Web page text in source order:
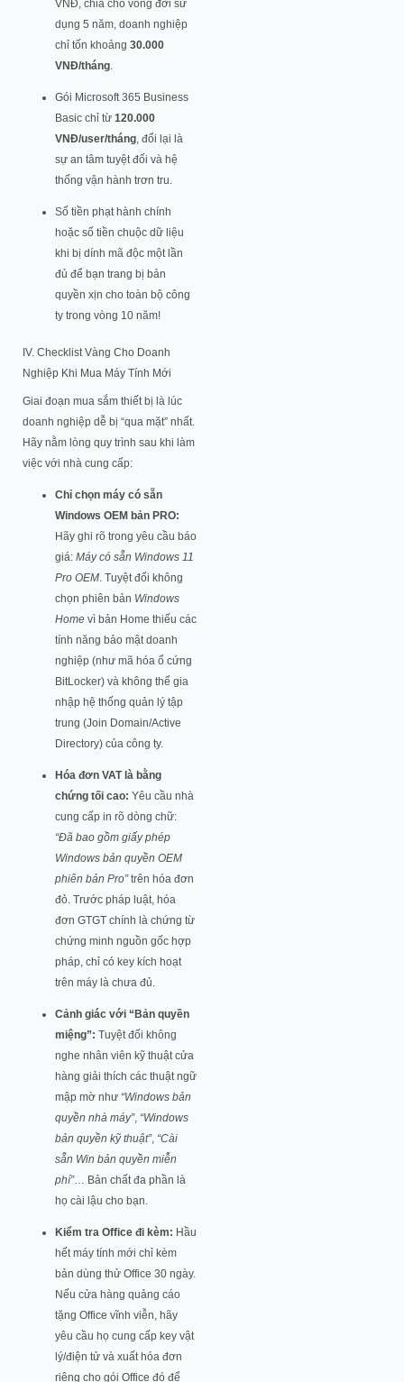
VNĐ, chia cho vòng đời sử
dụng 5 năm, doanh nghiệp
chỉ tốn khoảng 30.000
VNĐ/tháng
Gói Microsoft 365 Business
Basic chỉ từ 120.000
VNĐ/user/tháng , đổi lại là
sự an tâm tuyệt đối và hệ
thống vận hành trơn tru.
Số tiền phạt hành chính
hoặc số tiền chuộc dữ liệu
khi bị dính mã độc một lần
đủ để bạn trang bị bản
quyền xịn cho toàn bộ công
ty trong vòng 10 năm!
IV. Checklist Vàng Cho Doanh
Nghiệp Khi Mua Máy Tính Mới
Giai đoạn mua sắm thiết bị là lúc
doanh nghiệp dễ bị “qua mặt” nhất.
Hãy nằm lòng quy trình sau khi làm
việc với nhà cung cấp:
Chỉ chọn máy có sẵn
Windows OEM bản PRO:
Hãy ghi rõ trong yêu cầu báo
giá: Máy có sẵn Windows 11
Pro OEM. Tuyệt đối không
chọn phiên bản Windows
Home vì bản Home thiếu các
tính năng bảo mật doanh
nghiệp (như mã hóa ổ cứng
BitLocker) và không thể gia
nhập hệ thống quản lý tập
trung (Join Domain/Active
Directory) của công ty.
Hóa đơn VAT là bằng
chứng tối cao: Yêu cầu nhà
cung cấp in rõ dòng chữ:
“Đã bao gồm giấy phép
Windows bản quyền OEM
phiên bản Pro”trên hóa đơn
đỏ. Trước pháp luật, hóa
đơn GTGT chính là chứng từ
chứng minh nguồn gốc hợp
pháp, chỉ có key kích hoạt
trên máy là chưa đủ.
Cảnh giác với “Bản quyền
miệng”: Tuyệt đối không
nghe nhân viên kỹ thuật cửa
hàng giải thích các thuật ngữ
mập mờ như “Windows bản
quyền nhà máy”, “Windows
bản quyền kỹ thuật”, “Cài
sẵn Win bản quyền miễn
phí”… Bản chất đa phần là
họ cài lậu cho bạn.
Kiểm tra Office đi kèm: Hầu
hết máy tính mới chỉ kèm
bản dùng thử Office 30 ngày.
Nếu cửa hàng quảng cáo
tặng Office vĩnh viễn, hãy
yêu cầu họ cung cấp key vật
lý/điện tử và xuất hóa đơn
riêng cho gói Office đó để